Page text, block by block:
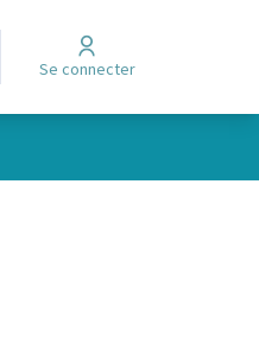
Se connecter